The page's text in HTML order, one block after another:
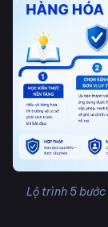
Lộ trình 5